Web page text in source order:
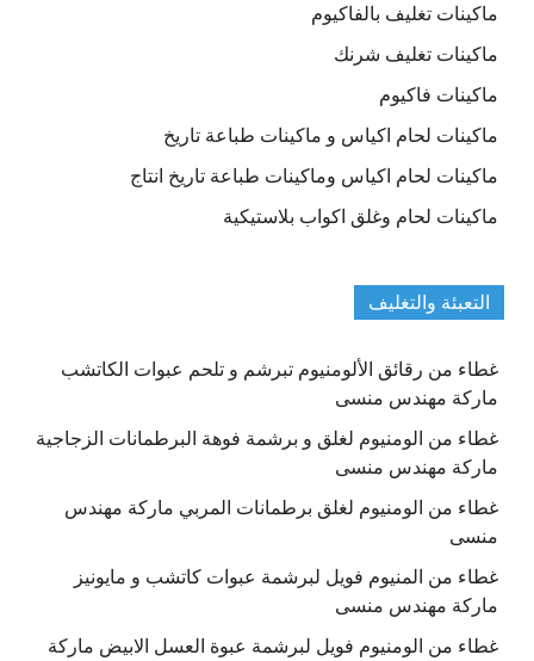
ماكينات تغليف بالفاكيوم
ماكينات تغليف شرنك
ماكينات فاكيوم
ماكينات لحام اكياس و ماكينات طباعة تاريخ
ماكينات لحام اكياس وماكينات طباعة تاريخ انتاج
ماكينات لحام وغلق اكواب بلاستيكية
التعبئة والتغليف
غطاء من رقائق الألومنيوم تبرشم و تلحم عبوات الكاتشب
ماركة مهندس منسى
غطاء من الومنيوم لغلق و برشمة فوهة البرطمانات الزجاجية
ماركة مهندس منسى
غطاء من الومنيوم لغلق برطمانات المربي ماركة مهندس
منسى
غطاء من المنيوم فويل لبرشمة عبوات كاتشب و مايونيز
ماركة مهندس منسى
غطاء من الومنيوم فويل لبرشمة عبوة العسل الابيض ماركة